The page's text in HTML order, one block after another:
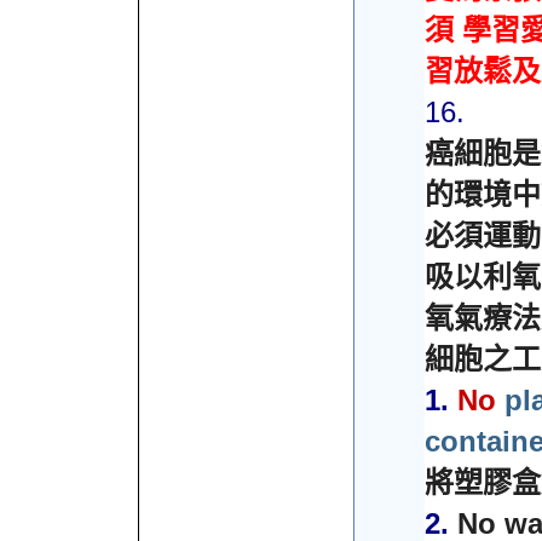
須 學習
習放鬆
16.
癌細胞
的環境
必須運
吸以利
氧氣療
細胞之
1. No
將塑膠
2. No